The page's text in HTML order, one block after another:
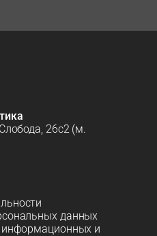
26с2 (м.
данных
информационных и